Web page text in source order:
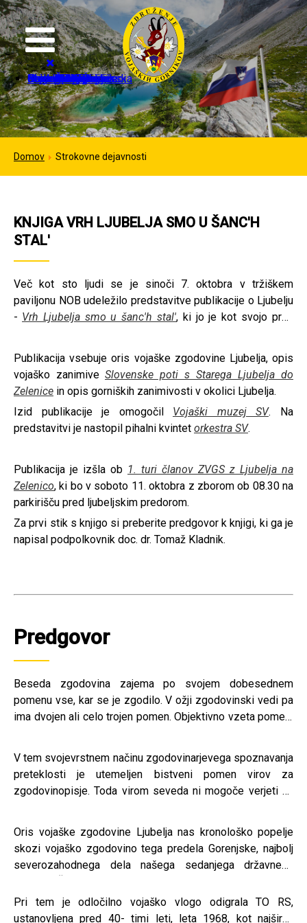
Domov
Organizacija
Izvršilni odbor
Častni člani ZVGS
In memoriam
Pristopnica
Dokumenti
Kontakti
Sponzorji
Strokovne dejavnosti
Planinske poti Slovenska pot
Prelaz Lagazuoi
Čez Kozjek na Kališče
Mednarodno sodelovanje
IFMS dnevi
IFMS kongresi
Italija
Nemčija
ZDA
Francija
Avstrija
Črna gora
Galerija
Kontakt
Novice
Dogodki
Domov Strokovne dejavnosti
KNJIGA VRH LJUBELJA SMO U ŠANC'H
STAL'
Več kot sto ljudi se je sinoči 7. oktobra v tržiškem
paviljonu NOB udeležilo predstavitve publikacije o Ljubelju
- Vrh Ljubelja smo u šanc'h stal', ki jo je kot svojo prvo
Publikacija vsebuje oris vojaške zgodovine Ljubelja, opis
vojaško zanimive Slovenske poti s Starega Ljubelja do
Zelenice in opis gorniških zanimivosti v okolici Ljubelja.
Izid publikacije je omogočil Vojaški muzej SV. Na
predstavitvi je nastopil pihalni kvintet orkestra SV.
Publikacija je izšla ob 1. turi članov ZVGS z Ljubelja na
Zelenico, ki bo v soboto 11. oktobra z zborom ob 08.30 na
parkirišču pred ljubeljskim predorom.
Za prvi stik s knjigo si preberite predgovor k knjigi, ki ga je
napisal podpolkovnik doc. dr. Tomaž Kladnik.
Predgovor
Beseda zgodovina zajema po svojem dobesednem
pomenu vse, kar se je zgodilo. V ožji zgodovinski vedi pa
ima dvojen ali celo trojen pomen. Objektivno vzeta pomeni
opisuje in proučuje, bodisi podobo preteklosti, ki je
rezultat tega proučevanja. Najpomembnejša omejitev
subjektivnega pojmovanja zgodovine, ki se je ta znanost
njo objektivna zgodovina le v taki meri, kot je zapustila
sledove, ki so zgodovinarju dostopni in jih zna uporabljati
za spoznavanje preteklosti. Vsega drugega za
proučevanja je tako predvsem človek, ljudje, njihova
medsebojna razmerja in obenem zunaj njih vse, kar je na ta
V tem svojevrstnem načinu zgodovinarjevega spoznavanja
preteklosti je utemeljen bistveni pomen virov za
zgodovinopisje. Toda virom seveda ni mogoče verjeti na
sedanjosti v zgodovinarjevi osebi ter pomen te
povezanosti za znanstveno delo, ali pa tudi le za
razumevanje zgodovinskega in sodobnega dogajanja,
zapisovanje dejstev po kritično preverjenih dejstvih,
Oris vojaške zgodovine Ljubelja nas kronološko popelje
skozi vojaško zgodovino tega predela Gorenjske, najbolj
severozahodnega dela našega sedanjega državnega
smer najbolje prepustna vojaška (in trgovska) smer, ki je
vodila (vodi) z zahoda in severa v osrednji del
Pri tem je odločilno vojaško vlogo odigrala TO RS,
ustanovljena pred 40- timi leti, leta 1968, kot najširša